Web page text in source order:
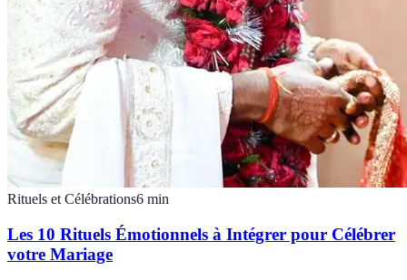
Rituels et Célébrations6 min
Les 10 Rituels Émotionnels à Intégrer pour Célébrer
votre Mariage